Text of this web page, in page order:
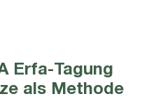
Erfa-Tagung
als Methode